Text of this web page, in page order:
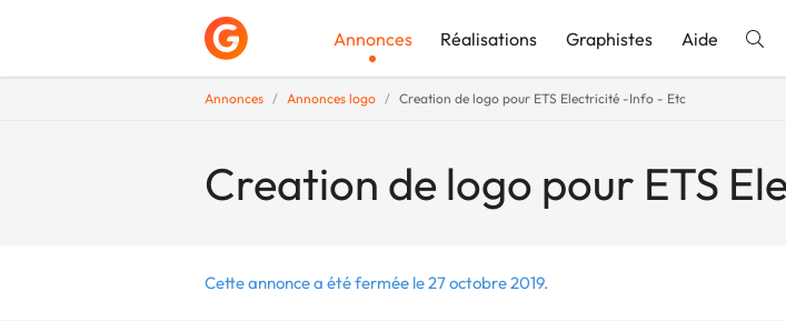
Annonces Réalisations Graphistes Aide
Annonces Annonces logo Creation de logo pour ETS Electricité -Info - Etc
Creation de logo pour ETS
Cette annonce a été fermée le 27 octobre 2019.